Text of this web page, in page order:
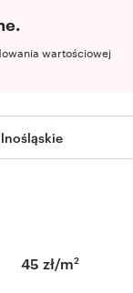
wartościowej
45 zł/m2